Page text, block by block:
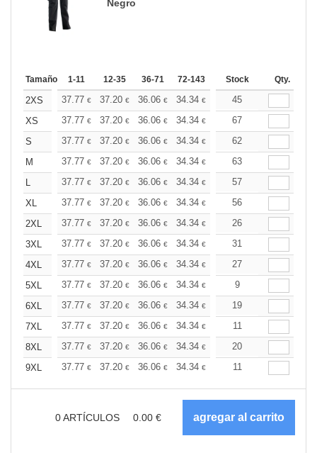
Negro
Tamaño 1-11 12-35 36-71 72-143 144-287 288 +
Stock Qty.
2XS 37.77 € 37.20 € 36.06 € 34.34 € 32.62€
45
XS
37.77 € 37.20 € 36.06 € 34.34 € 32.62€
67
S
37.77 € 37.20 € 36.06 € 34.34 € 32.62€
62
M
37.77 € 37.20 € 36.06 € 34.34 € 32.62€
63
L
37.77 € 37.20 € 36.06 € 34.34 € 32.62€
57
XL
37.77 € 37.20 € 36.06 € 34.34 € 32.62€
56
2XL
37.77 € 37.20 € 36.06 € 34.34 € 32.62€
26
3XL
37.77 € 37.20 € 36.06 € 34.34 € 32.62
31
4XL
37.77 € 37.20 € 36.06 € 34.34 € 32.62€
27
5XL
37.77 € 37.20 € 36.06 € 34.34 € 32.62
9
6XL
37.77 € 37.20 € 36.06 € 34.34 € 32.62€
19
7XL
37.77 € 37.20 € 36.06 € 34.34 € 32.62
11
8XL
37.77 € 37.20 € 36.06 € 34.34 € 32.62€
20
9XL
37.77 € 37.20 € 36.06 € 34.34 € 32.62
11
0ARTÍCULOS 0.00 €